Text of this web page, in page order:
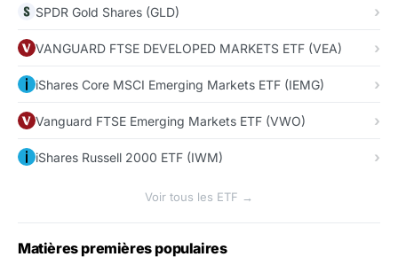
SPDR Gold Shares (GLD)
VANGUARD FTSE DEVELOPED MARKETS ETF (VEA)
iShares Core MSCI Emerging Markets ETF (IEMG)
Vanguard FTSE Emerging Markets ETF (VWO)
iShares Russell 2000 ETF (IWM)
Voir tous les ETF →
Matières premières populaires